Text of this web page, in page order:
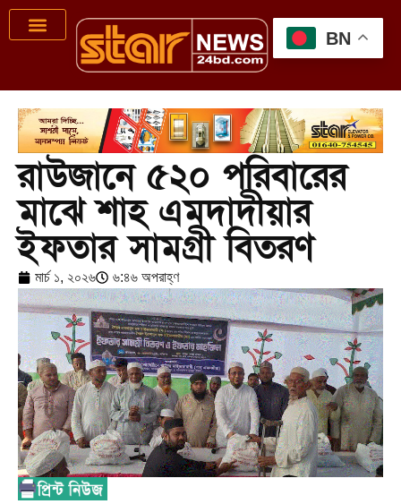
রাউজানে ৫২০ পরিবারের
মাঝে শাহ এমদাদীয়ার
ইফতার সামগ্রী বিতরণ
মার্চ ১, ২০২৬ ৬:৪৬ অপরাহ্ণ
BN